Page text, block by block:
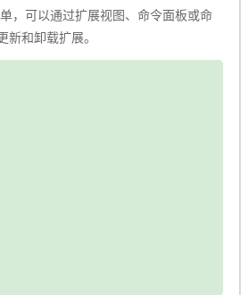
，可以通过扩展视图、命令面板或命
新和卸载扩展。